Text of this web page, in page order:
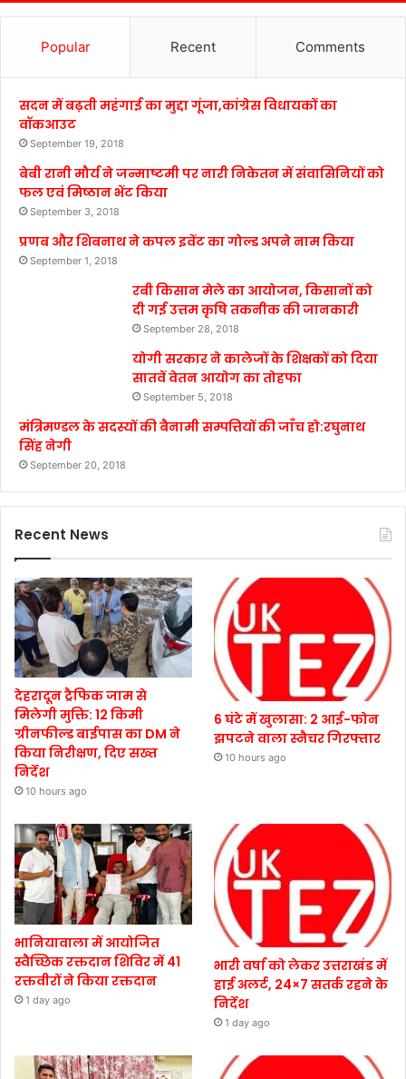
Popular Recent Comments
सदन में बढ़ती महंगाई का मुद्दा गूंजा,कांग्रेस विधायकों का
वॉकआउट
September 19, 2018
बेबी रानी मौर्य ने जन्माष्टमी पर नारी निकेतन में संवासिनियों को
फल एवं मिष्ठान भेंट किया
September 3, 2018
प्रणब और शिबनाथ ने कपल इवेंट का गोल्ड अपने नाम किया
September 1, 2018
रबी किसान मेले का आयोजन, किसानों को
दी गई उत्तम कृषि तकनीक की जानकारी
September 28, 2018
योगी सरकार ने कालेजों के शिक्षकों को दिया
सातवें वेतन आयोग का तोहफा
September 5, 2018
मंत्रिमण्डल के सदस्यों की बैनामी सम्पत्तियों की जाँच हो:रघुनाथ
सिंह नेगी
September 20, 2018
Recent News
देहरादून ट्रैफिक जाम से
मिलेगी मुक्ति: 12 किमी
ग्रीनफील्ड बाईपास का DM ने
किया निरीक्षण, दिए सख्त
निर्देश
10 hours ago
6 घंटे में खुलासा: 2 आई-फोन
झपटने वाला स्नैचर गिरफ्तार
10 hours ago
भानियावाला में आयोजित
स्वैच्छिक रक्तदान शिविर में 41
रक्तवीरों ने किया रक्तदान
1 day ago
भारी वर्षा को लेकर उत्तराखंड में
हाई अलर्ट, 24×7 सतर्क रहने के
निर्देश
1 day ago